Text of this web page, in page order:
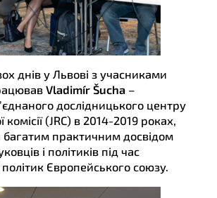
днів у Львові з учасниками
Vladimír Šucha –
дослідницького центру
комісії (JRC) в 2014-2019 роках,
багатим практичним досвідом
і політиків під час
Європейського союзу.